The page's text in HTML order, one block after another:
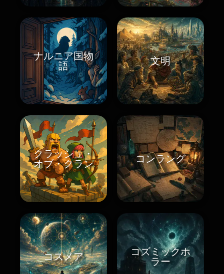
ナルニア国物
語
文明
クラッシュ・
オブ・クラン
コンラング
コスメア
コズミックホ
ラー